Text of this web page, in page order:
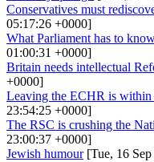
Conservatives must
05:17:26 +0000]
What Parliament has to
01:00:31 +0000]
Britain needs intellectual
+0000]
Leaving the ECHR is within
23:54:25 +0000]
The RSC is crushing the
23:00:37 +0000]
Jewish humour[Tue, 16